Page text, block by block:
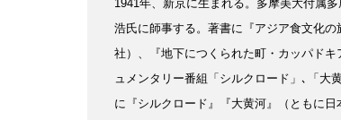
1941年、新京に生まれる。多摩美大付属多
浩氏に師事する。 著書に『アジア食文化
社）、
『地下につくられた町・カッパド
ュメンタリー番組「シルクロード」､「大
に『シルクロード』『大黄河』（ともに日